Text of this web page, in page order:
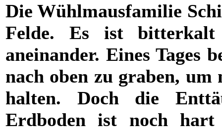
Die Wühlmausfamilie
Felde. Es ist
aneinander. Eines Tages
nach oben zu graben,
halten. Doch die
Erdboden ist noch